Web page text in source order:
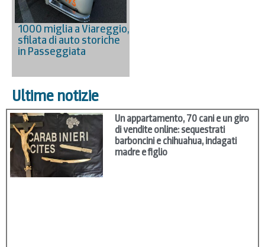
1000 miglia a Viareggio,
sfilata di auto storiche
in Passeggiata
Ultime notizie
Un appartamento, 70 cani e un giro
di vendite online: sequestrati
barboncini e chihuahua, indagati
madre e figlio